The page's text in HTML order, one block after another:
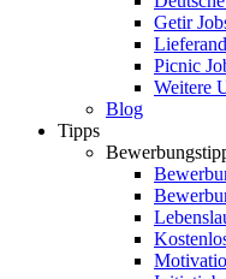
Getir
Picnic
Weitere
Blog
Tipps